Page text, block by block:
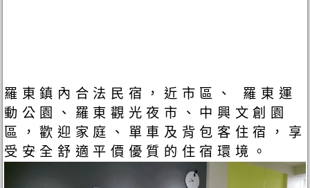
羅東鎮內合法民宿，近市區、 羅東運
動公園、羅東觀光夜市、中興文創園
區，歡迎家庭、單車及背包客住宿，享
受安全舒適平價優質的住宿環境。